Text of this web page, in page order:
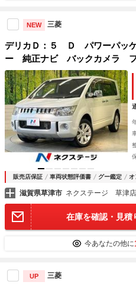
NEW 三菱
デリカＤ：５ Ｄ パワーパッ
ー 純正ナビ バックカメラ
トエアコン 純正１８インチア
ーター スマートキー ＥＴＣ
販売店保証 車両状態評価書 グー鑑定
滋賀県草津市 ネクステージ 草津店
在庫を確認・見積
今あなたの他に
UP 三菱